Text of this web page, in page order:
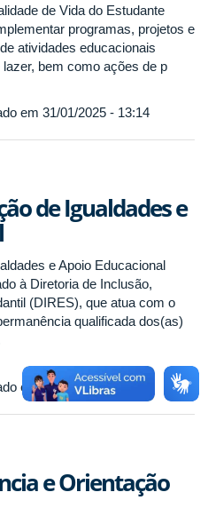
de Vida do Estudante
programas, projetos e
atividades educacionais
bem como ações de p
em 31/01/2025 - 13:14
de Igualdades e
e Apoio Educacional
à Diretoria de Inclusão,
(DIRES), que atua com o
qualificada dos(as)
em 18/06/2025 - 18:26
e Orientação